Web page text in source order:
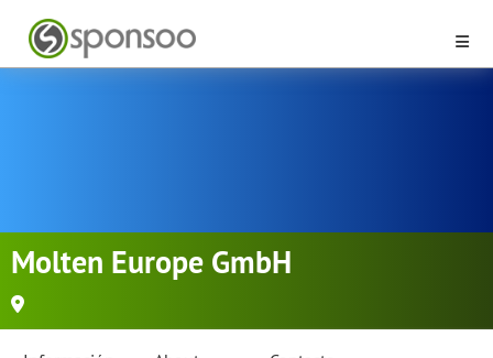
Molten Europe GmbH